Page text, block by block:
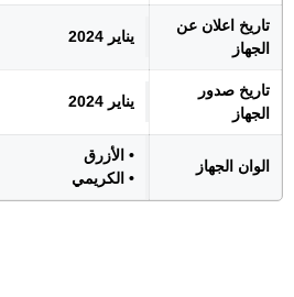
تاريخ اعلان عن
الجهاز
يناير 2024
تاريخ صدور
الجهاز
يناير 2024
الوان الجهاز
• الأزرق
• الكريمي